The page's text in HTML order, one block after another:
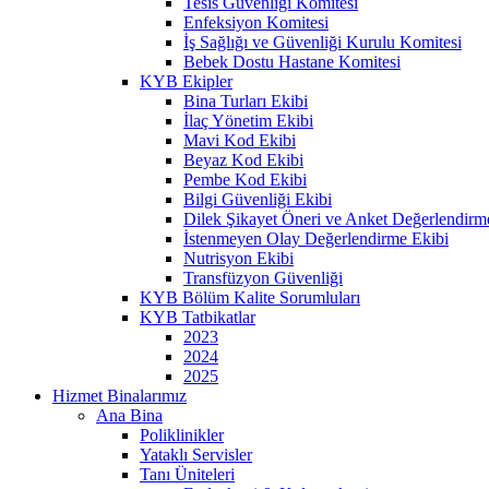
Enfeksiyon Komitesi
İş Sağlığı ve Güvenliği Kurulu Komitesi
Bebek Dostu Hastane Komitesi
KYB Ekipler
Bina Turları Ekibi
İlaç Yönetim Ekibi
Mavi Kod Ekibi
Beyaz Kod Ekibi
Pembe Kod Ekibi
Bilgi Güvenliği Ekibi
Dilek Şikayet Öneri ve Anket
İstenmeyen Olay Değerlendirme Ekibi
Nutrisyon Ekibi
Transfüzyon Güvenliği
KYB Bölüm Kalite Sorumluları
KYB Tatbikatlar
2023
2024
2025
Hizmet Binalarımız
Ana Bina
Poliklinikler
Yataklı Servisler
Tanı Üniteleri